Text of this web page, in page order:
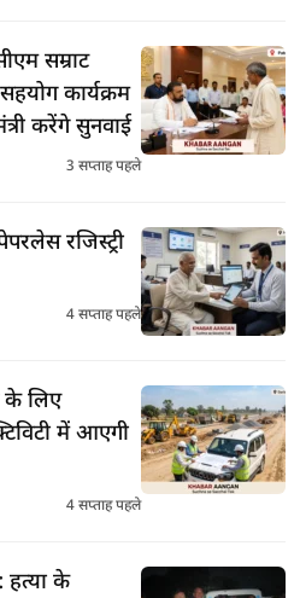
सम्राट
कार्यक्रम
करेंगे सुनवाई
3 सप्ताह पहले
रजिस्ट्री
4 सप्ताह पहले
के लिए
में आएगी
4 सप्ताह पहले
हत्या के